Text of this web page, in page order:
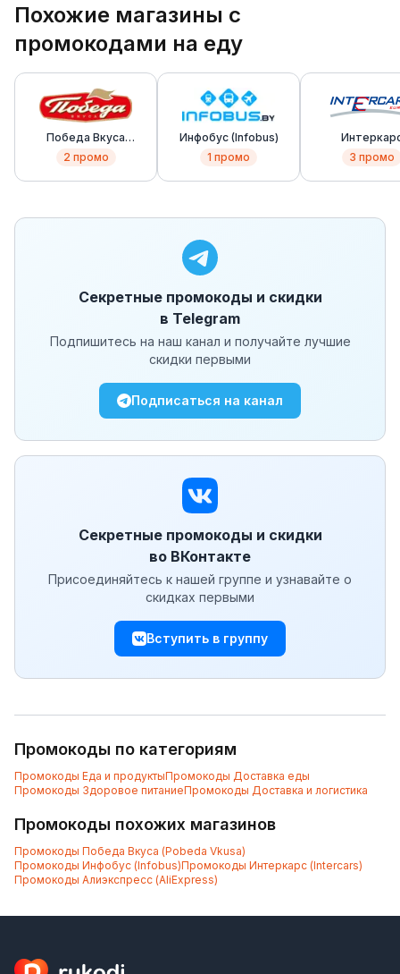
Похожие магазины с
промокодами на еду
Победа Вкуса
(Pobeda Vkusa)
2 промо
Инфобус (Infobus)
1 промо
(Intercars)
3 промо
Секретные промокоды и скидки
в Telegram
Подпишитесь на наш канал и получайте лучшие
скидки первыми
Подписаться на канал
Секретные промокоды и скидки
во ВКонтакте
Присоединяйтесь к нашей группе и узнавайте о
скидках первыми
Вступить в группу
Промокоды по категориям
Промокоды Еда и продуктыПромокоды Доставка еды
Промокоды Здоровое питаниеПромокоды Доставка и логистика
Промокоды похожих магазинов
Промокоды Победа Вкуса (Pobeda Vkusa)
Промокоды Инфобус (Infobus)Промокоды Интеркарс (Intercars)
Промокоды Алиэкспресс (AliExpress)